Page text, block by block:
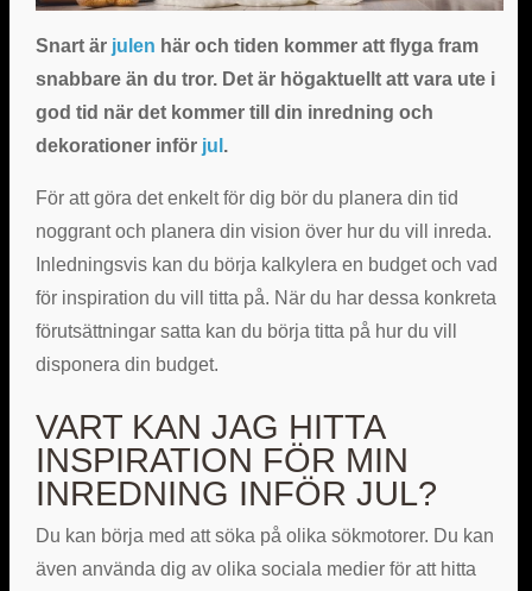
Snart är julen här och tiden kommer att flyga fram
snabbare än du tror. Det är högaktuellt att vara ute i
god tid när det kommer till din inredning och
dekorationer inför jul .
För att göra det enkelt för dig bör du planera din tid
noggrant och planera din vision över hur du vill inreda.
Inledningsvis kan du börja kalkylera en budget och vad
för inspiration du vill titta på. När du har dessa konkreta
förutsättningar satta kan du börja titta på hur du vill
disponera din budget.
VART KAN JAG HITTA
INSPIRATION FÖR MIN
INREDNING INFÖR JUL?
Du kan börja med att söka på olika sökmotorer. Du kan
även använda dig av olika sociala medier för att hitta